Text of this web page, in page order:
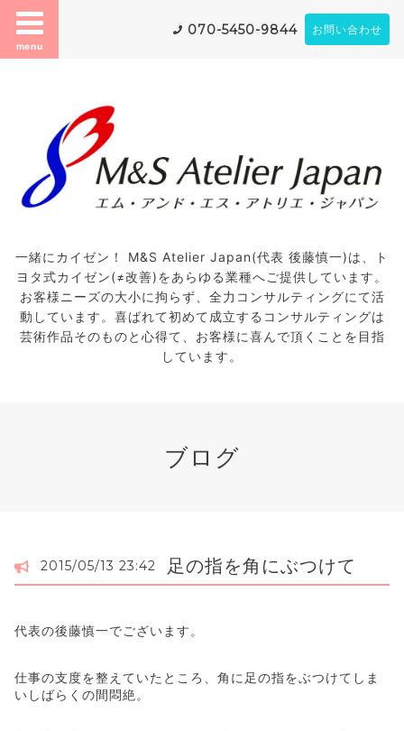
menu
070-5450-9844 お問い合わせ
一緒にカイゼン！ M&S Atelier Japan(代表 後藤慎一)は、ト
ヨタ式カイゼン(≠改善)をあらゆる業種へご提供しています。
お客様ニーズの大小に拘らず、全力コンサルティングにて活
動しています。喜ばれて初めて成立するコンサルティングは
芸術作品そのものと心得て、お客様に喜んで頂くことを目指
しています。
ブログ
2015/05/13 23:42 足の指を角にぶつけて
代表の後藤慎一でございます。
仕事の支度を整えていたところ、角に足の指をぶつけてしま
いしばらくの間悶絶。